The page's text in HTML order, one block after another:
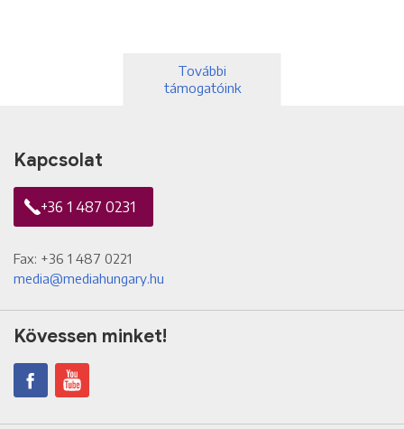
További
támogatóink
Kapcsolat
+36 1 487 0231
Fax: +36 1 487 0221
media@mediahungary.hu
Kövessen minket!